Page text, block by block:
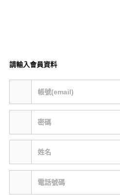
請輸入會員資料
帳號(email)
密碼
姓名
電話號碼